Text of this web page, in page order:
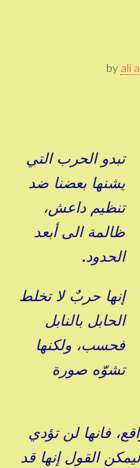
by ali
تبدو الحرب التي
يشنها بعضنا ضد
تنظيم داعش،
ظالمة الى أبعد
الحدود.
إنها حربٌ لا تخلط
الحابل بالنابل
فحسب، ولكنها
تشوّه صورة
فانها لن تؤدي
القول إنها قد